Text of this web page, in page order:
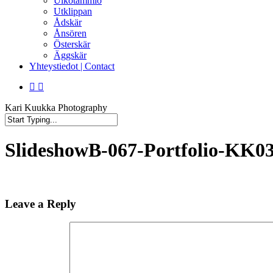
Utklippan
Ådskär
Ånsören
Österskär
Äggskär
Yhteystiedot | Contact
facebook
instagram
Kari Kuukka Photography
Search
SlideshowB-067-Portfolio-
Leave a Reply